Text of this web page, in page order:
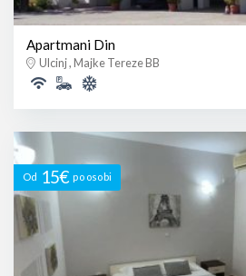
Apartmani Din
Ulcinj , Majke Tereze BB
Od 15€ po osobi